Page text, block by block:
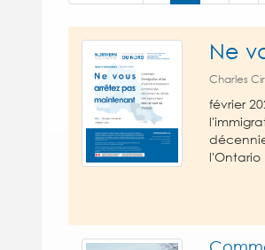
Ne
Charles
février
l'Ontario